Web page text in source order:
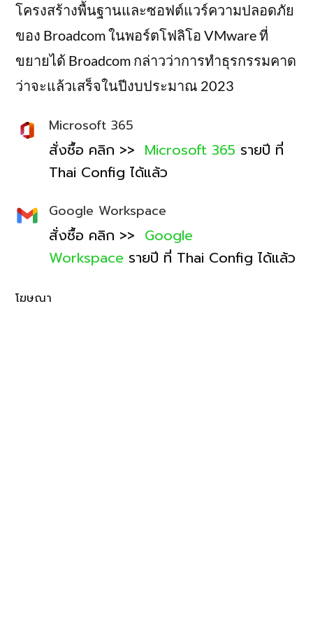
โครงสร้างพื้นฐานและซอฟต์แวร์ความปลอดภัย
ของ Broadcom ในพอร์ตโฟลิโอ VMware ที่
ขยายได้ Broadcom กล่าวว่าการทำธุรกรรมคาด
ว่าจะแล้วเสร็จในปีงบประมาณ 2023
Microsoft 365
สั่งซื้อ คลิก >> Microsoft 365 รายปี ที่
Thai Config ได้แล้ว
Google Workspace
สั่งซื้อ คลิก >> Google
Workspace รายปี ที่ Thai Config ได้แล้ว
โฆษณา